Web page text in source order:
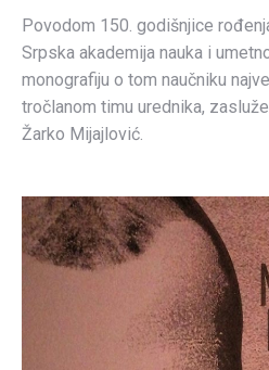
Povodom 150. godišnjice
Srpska akademija nauka i
monografiju o tom naučniku
tročlanom timu urednika,
Žarko Mijajlović.